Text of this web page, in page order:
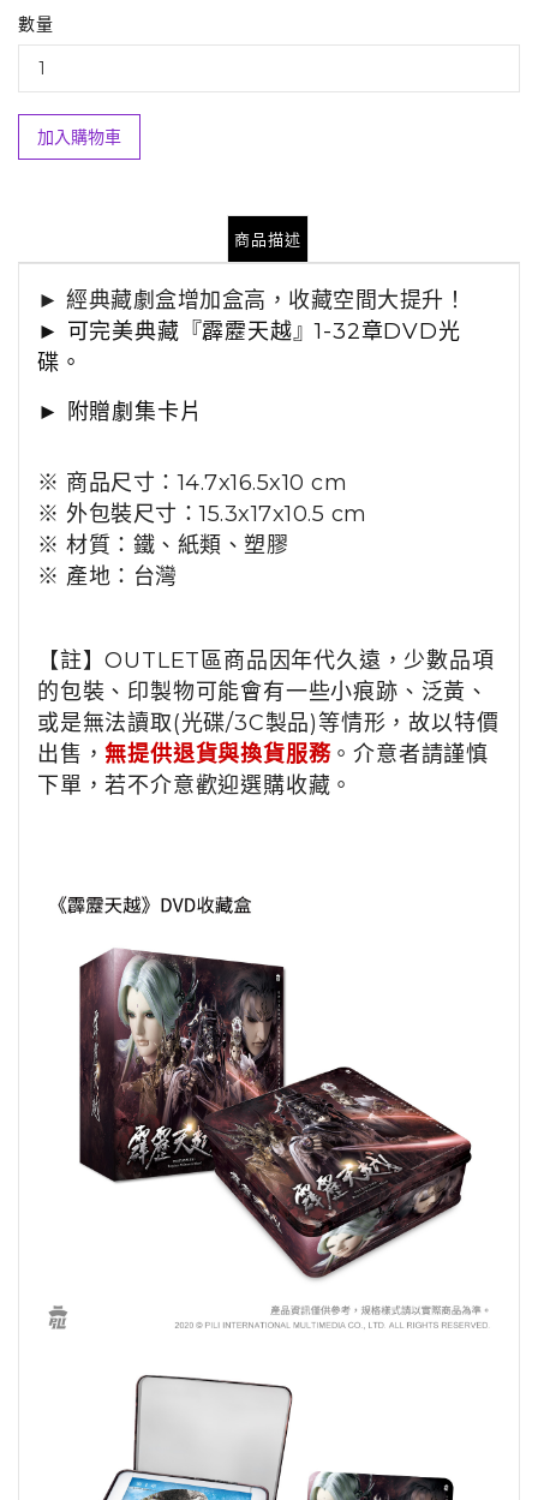
數量
加入購物車
商品描述
► 經典藏劇盒增加盒高，收藏空間大提升！
► 可完美典藏 『霹靂天越』1-32章DVD光
碟 。
►
附贈劇集卡片
※ 商品尺寸：14.7x16.5x10 cm
※ 外包裝尺寸：15.3x17x10.5 cm
※ 材質：鐵、紙類、塑膠
※ 產地：台灣
【註】OUTLET區商品因年代久遠，少數品項
的包裝、印製物可能會有一些小痕跡、泛黃、
或是無法讀取(光碟/3C製品)等情形，故以特價
出售，無提供退貨與換貨服務。介意者請謹慎
下單，若不介意歡迎選購收藏。